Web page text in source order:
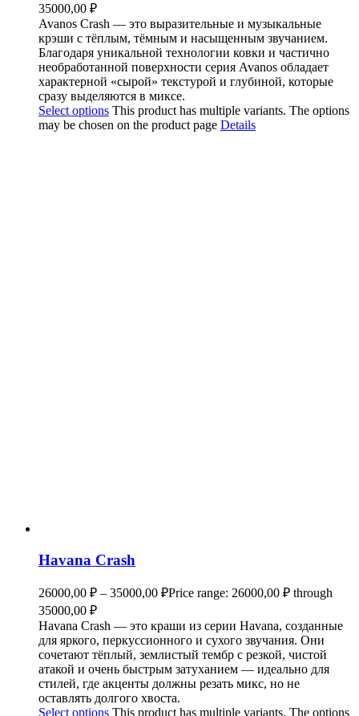
35000,00 ₽
Avanos Crash — это выразительные и музыкальные
крэши с тёплым, тёмным и насыщенным звучанием.
Благодаря уникальной технологии ковки и частично
необработанной поверхности серия Avanos обладает
характерной «сырой» текстурой и глубиной, которые
сразу выделяются в миксе.
Select options This product has multiple variants. The options
may be chosen on the product page Details
Havana Crash
26000,00 ₽ – 35000,00 ₽Price range: 26000,00 ₽ through
35000,00 ₽
Havana Crash — это краши из серии Havana, созданные
для яркого, перкуссионного и сухого звучания. Они
сочетают тёплый, землистый тембр с резкой, чистой
атакой и очень быстрым затуханием — идеально для
стилей, где акценты должны резать микс, но не
оставлять долгого хвоста.
Select options This product has multiple variants. The options